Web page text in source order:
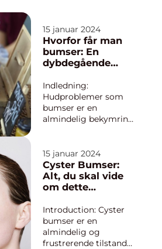
15 januar 2024
Hvorfor får man
bumser: En
dybdegående
årsager og
historisk
udvikling
Indledning:
Hudproblemer som
bumser er en
almindelig bekymring
er en teenager, der
kæmper med
hormonelle udbrud,
eller en voksen, der
fra tid til anden, kan
forståelsen af
årsagerne bag b...
15 januar 2024
Cyster Bumser:
Alt, du skal vide
om dette
hudproblem
Introduction: Cyster
bumser er en
almindelig og
frustrerende tilstand